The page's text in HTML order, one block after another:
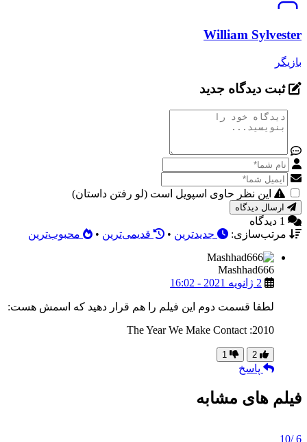
William Sylvester
بازیگر
ثبت دیدگاه جدید
این نظر حاوی اسپویل است (لو رفتن داستان)
1 دیدگاه
مرتب‌سازی:
جدیدترین • قدیمی‌ترین • محبوب‌ترین
Mashhad666
2 ژانویه 2021 - 16:02
لطفا قسمت دوم این فیلم را هم قرار دهید که اسمش هست:
2010: The Year We Make Contact
2
1
پاسخ
فیلم های مشابه
6
/10